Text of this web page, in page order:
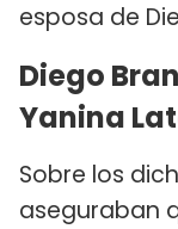
esposa de
Diego
Yanina
Sobre los
aseguraban